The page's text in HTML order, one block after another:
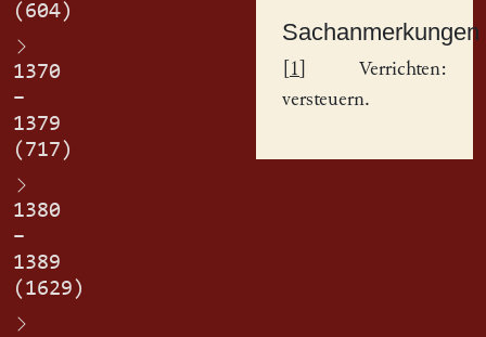
(604)
1370
–
1379
(717)
1380
–
1389
(1629)
Sachanmerkungen
1
] Verrichten:
versteuern.